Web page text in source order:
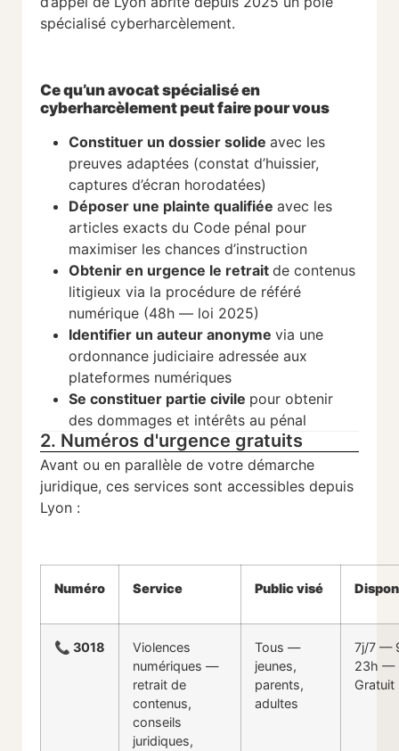
spécialisé cyberharcèlement.
Ce qu’un avocat spécialisé en
cyberharcèlement peut faire pour vous
Constituer un dossier solide avec les
preuves adaptées (constat d’huissier,
captures d’écran horodatées)
Déposer une plainte qualifiée avec les
articles exacts du Code pénal pour
maximiser les chances d’instruction
Obtenir en urgence le retrait de contenus
litigieux via la procédure de référé
numérique (48h — loi 2025)
Identifier un auteur anonyme via une
ordonnance judiciaire adressée aux
plateformes numériques
Se constituer partie civile pour obtenir
des dommages et intérêts au pénal
2. Numéros d'urgence gratuits
Avant ou en parallèle de votre démarche
juridique, ces services sont accessibles depuis
Lyon :
Numéro Service Public visé
📞 3018
Violences
numériques —
retrait de
contenus,
conseils
juridiques,
Tous —
jeunes,
parents,
adultes
7j/7 —
23h —
Gratuit